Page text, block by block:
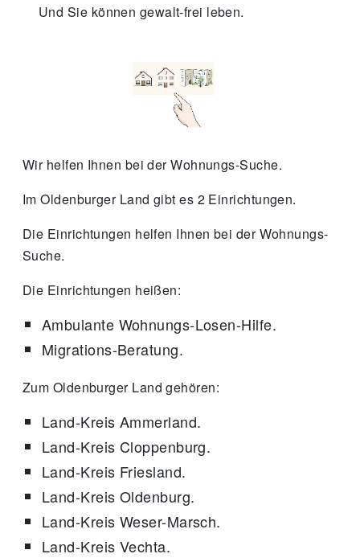
Und Sie können gewalt-frei leben.
Wir helfen Ihnen bei der Wohnungs-Suche.
Im Oldenburger Land gibt es 2 Einrichtungen.
Die Einrichtungen helfen Ihnen bei der Wohnungs-
Suche.
Die Einrichtungen heißen:
Ambulante Wohnungs-Losen-Hilfe.
Migrations-Beratung.
Zum Oldenburger Land gehören:
Land-Kreis Ammerland.
Land-Kreis Cloppenburg.
Land-Kreis Friesland.
Land-Kreis Oldenburg.
Land-Kreis Weser-Marsch.
Land-Kreis Vechta.